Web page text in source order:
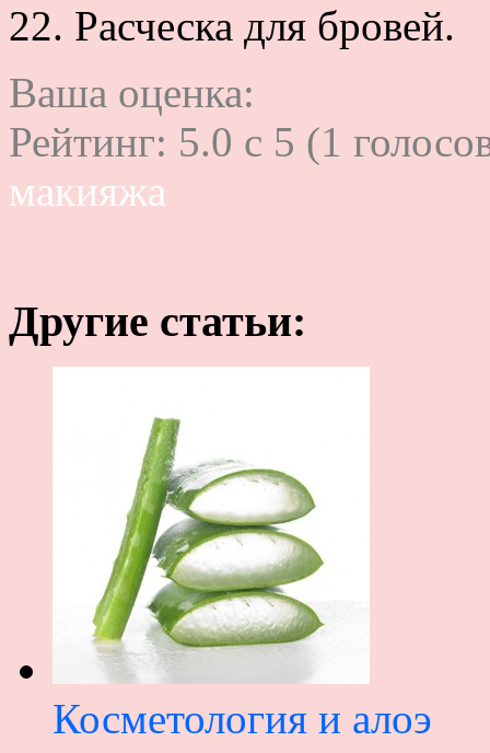
22. Расческа для бровей.
Ваша оценка:
Рейтинг: 5.0 c 5 (1
макияжа
Другие статьи:
Косметология и алоэ